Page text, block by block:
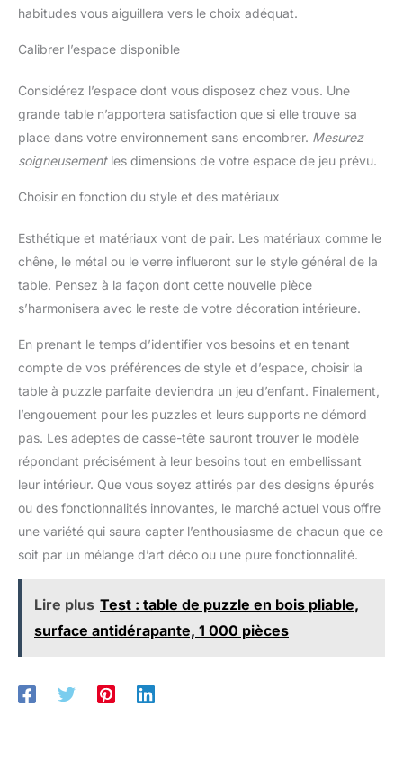
habitudes vous aiguillera vers le choix adéquat.
Calibrer l’espace disponible
Considérez l’espace dont vous disposez chez vous. Une
grande table n’apportera satisfaction que si elle trouve sa
place dans votre environnement sans encombrer. Mesurez
soigneusementles dimensions de votre espace de jeu prévu.
Choisir en fonction du style et des matériaux
Esthétique et matériaux vont de pair. Les matériaux comme le
chêne, le métal ou le verre influeront sur le style général de la
table. Pensez à la façon dont cette nouvelle pièce
s’harmonisera avec le reste de votre décoration intérieure.
En prenant le temps d’identifier vos besoins et en tenant
compte de vos préférences de style et d’espace, choisir la
table à puzzle parfaite deviendra un jeu d’enfant. Finalement,
l’engouement pour les puzzles et leurs supports ne démord
pas. Les adeptes de casse-tête sauront trouver le modèle
répondant précisément à leur besoins tout en embellissant
leur intérieur. Que vous soyez attirés par des designs épurés
ou des fonctionnalités innovantes, le marché actuel vous offre
une variété qui saura capter l’enthousiasme de chacun que ce
soit par un mélange d’art déco ou une pure fonctionnalité.
Lire plus Test : table de puzzle en bois pliable,
surface antidérapante, 1 000 pièces